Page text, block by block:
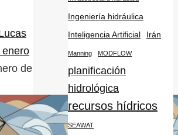
enero
de
Ingeniería hidráulica
Inteligencia Artificial
Irán
Manning MODFLOW
planificación
hidrológica
recursos hídricos
SEAWAT